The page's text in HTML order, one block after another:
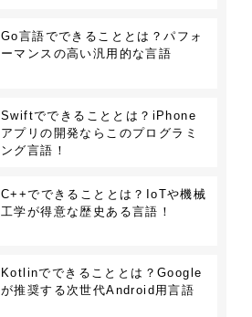
Go言語でできることとは？パフォ
ーマンスの高い汎用的な言語
Swiftでできることとは？iPhone
アプリの開発ならこのプログラミ
ング言語！
C++でできることとは？IoTや機械
工学が得意な歴史ある言語！
Kotlinでできることとは？Google
が推奨する次世代Android用言語